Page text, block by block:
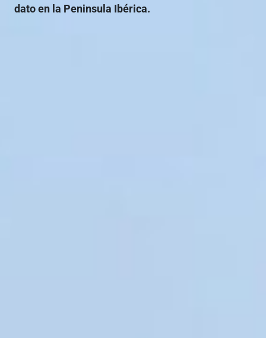
dato en la Peninsula Ibérica.